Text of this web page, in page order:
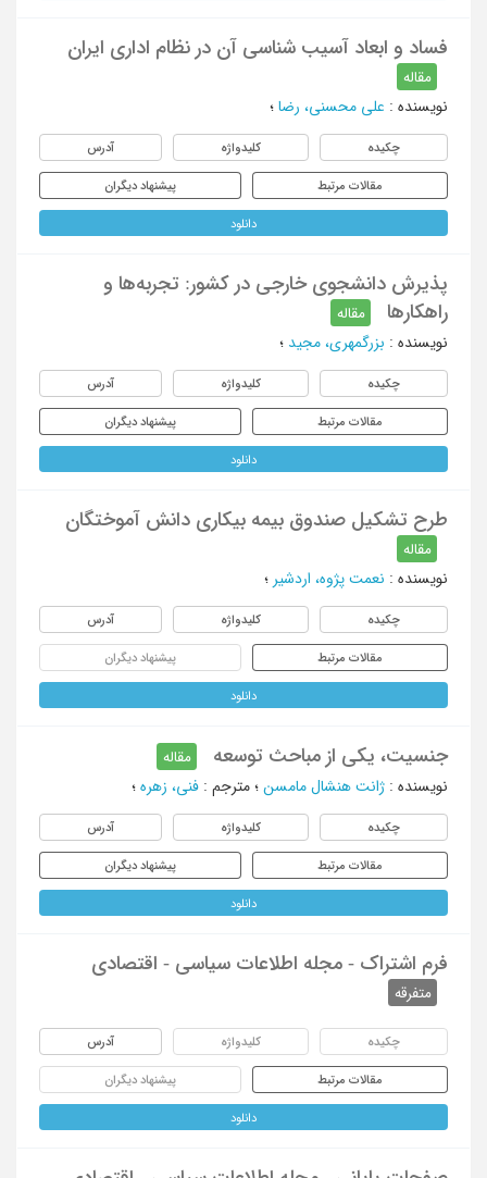
فساد و ابعاد آسیب‌ شناسی آن در نظام اداری ایران
مقاله
نویسنده : علی محسنی، رضا ؛
چکیده کلیدواژه آدرس
مقالات مرتبط پیشنهاد دیگران
دانلود
پذیرش دانشجوی خارجی در کشور: تجربه‌ها و
راهکارها
مقاله
نویسنده : بزرگمهری، مجید ؛
چکیده کلیدواژه آدرس
مقالات مرتبط پیشنهاد دیگران
دانلود
طرح تشکیل صندوق بیمه بیکاری دانش آموختگان
مقاله
نویسنده : نعمت پژوه، اردشیر ؛
چکیده کلیدواژه آدرس
مقالات مرتبط پیشنهاد دیگران
دانلود
جنسیت، یکی از مباحث توسعه
مقاله
نویسنده : ژانت هنشال مامسن ؛ مترجم : فنی، زهره ؛
چکیده کلیدواژه آدرس
مقالات مرتبط پیشنهاد دیگران
دانلود
فرم اشتراک - مجله اطلاعات سیاسی - اقتصادی
متفرقه
چکیده کلیدواژه آدرس
مقالات مرتبط پیشنهاد دیگران
دانلود